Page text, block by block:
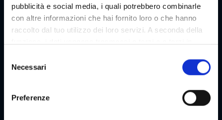
pubblicità e social media, i quali potrebbero combinarle
con altre informazioni che hai fornito loro o che hanno
raccolto dal tuo utilizzo dei loro servizi. A seconda della
protezione dei dati e non vengono elaborati da loro, ad
es. ad esempio gli Stati Uniti. Il tuo consenso è sempre
volontario e, ai sensi dell'articolo 49 paragrafo 1 lettera a
del DSGVO, include anche le trasmissioni a destinatari in
Necessari
Preferenze
Divertimento in arrampicata
a Graz
che nel parco di arrampicata, ci sono diverse opportunità per
Parchi di arrampicata, percorsi a corde alte e